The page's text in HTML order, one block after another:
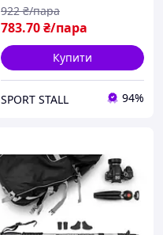
783.70₴/пара
922 ₴/пара
Купити
SPORT STALL 94%